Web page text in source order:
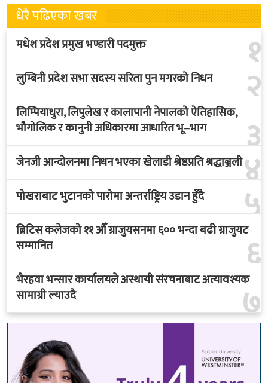
धेरै पढिएका खबर
१
मधेश प्रदेश प्रमुख भण्डारी पदमुक्त
२
लुम्बिनी प्रदेश सभा सदस्य सरिता पुन मगरको निधन
३
लिम्पियाधुरा, लिपुलेख र कालापानी नेपालको ऐतिहासिक,
भौगोलिक र कानुनी अधिकारमा आधारित भू–भाग
४
जेनजी आन्दोलनमा निधन भएका खेलाडी श्रेष्ठप्रति श्रद्धाञ्जली
५
पोखराबाट भुटानको पारोमा अन्तर्राष्ट्रिय उडान हुँदै
६
ब्रिटिस कलेजको ११ औँ ग्राजुयसनमा ६०० भन्दा बढी ग्राजुयट
सम्मानित
७
भैरहवा भन्सार कार्यालयले अस्थायी संरचनाबाट अत्यावश्यक
सामाग्री ल्याउदै